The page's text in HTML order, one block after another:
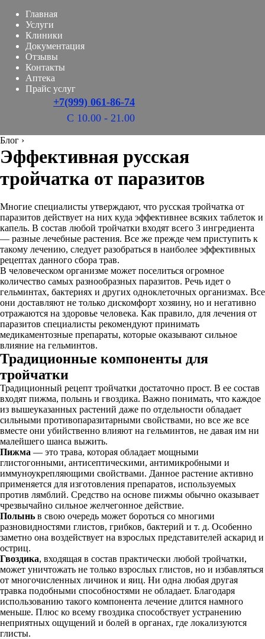
Главная
Услуги
Клиники
Документация
Отзывы
Контакты
Аптека
Прайс услуг
+7(999) 061-86-74
С 10.00 - 21.00
Блог ›
Эффективная русская
тройчатка от паразитов
Многие специалисты утверждают, что русская тройчатка от
паразитов действует на них куда эффективнее всяких таблеток и
капель. В состав любой тройчатки входят всего 3 ингредиента
— разные лечебные растения. Все же прежде чем приступить к
такому лечению, следует разобраться в наиболее эффективных
рецептах данного сбора трав.
В человеческом организме может поселиться огромное
количество самых разнообразных паразитов. Речь идет о
гельминтах, бактериях и других одноклеточных организмах. Все
они доставляют не только дискомфорт хозяину, но и негативно
отражаются на здоровье человека. Как правило, для лечения от
паразитов специалисты рекомендуют принимать
медикаментозные препараты, которые оказывают сильное
влияние на гельминтов.
Традиционные компоненты для
тройчатки
Традиционный рецепт тройчатки достаточно прост. В ее состав
входят пижма, полынь и гвоздика. Важно понимать, что каждое
из вышеуказанных растений даже по отдельности обладает
сильными противопаразитарными свойствами, но все же все
вместе они убийственно влияют на гельминтов, не давая им ни
малейшего шанса выжить.
Пижма — это трава, которая обладает мощными
глистогонными, антисептическими, антимикробными и
иммуноукрепляющими свойствами. Данное растение активно
применяется для изготовления препаратов, используемых
против лямблий. Средство на основе пижмы обычно оказывает
чрезвычайно сильное желчегонное действие.
Полынь в свою очередь может бороться со многими
разновидностями глистов, грибков, бактерий и т. д. Особенно
заметно она воздействует на взрослых представителей аскарид и
остриц.
Гвоздика, входящая в состав практически любой тройчатки,
может уничтожать не только взрослых глистов, но и избавляться
от многочисленных личинок и яиц. Ни одна любая другая
травка подобными способностями не обладает. Благодаря
использованию такого компонента лечение длится намного
меньше. Плюс ко всему гвоздика способствует устранению
неприятных ощущений и болей в органах, где локализуются
глисты.